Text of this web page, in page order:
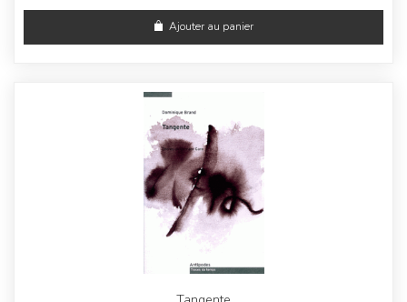
Ajouter au panier